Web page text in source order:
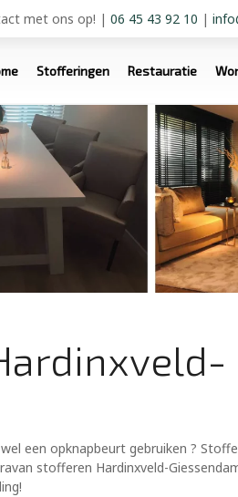
met ons op! | 06 45 43 92 10 |
Stofferingen Restauratie
een opknapbeurt gebruiken ?
stofferen Hardinxveld-